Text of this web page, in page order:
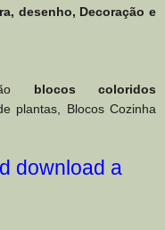
desenho, Decoração e
blocos coloridos
Blocos Cozinha
download a